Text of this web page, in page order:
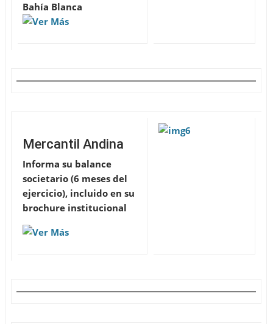
Bahía Blanca
Mercantil Andina
Informa su balance
societario (6 meses del
ejercicio), incluido en su
brochure institucional